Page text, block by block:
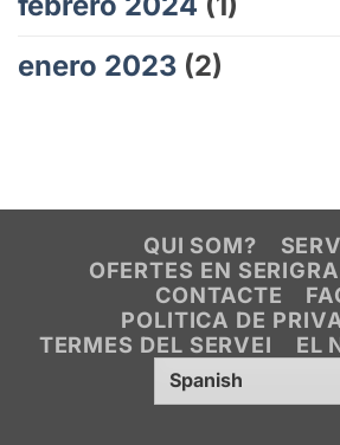
enero 2023 (2)
QUI SOM?
OFERTES EN
CONTACTE
POLITICA DE
TERMES DEL SERVEI
EL